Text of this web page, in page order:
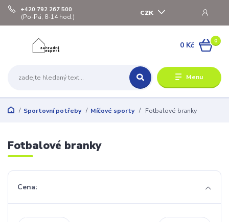
Menu
CZK
+420 792 267 500
(Po-Pá, 8-14 hod.)
0
0 Kč
Sportovní potřeby Míčové sporty Fotbalové branky
Fotbalové branky
Cena: